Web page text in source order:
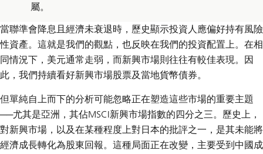
屬。
當聯準會降息且經濟未衰退時，歷史顯示投資人應偏好持有風險
性資產。這就是我們的觀點，也反映在我們的投資配置上。在相
同情況下，美元通常走弱，而新興市場則往往有較佳表現。因
此，我們持續看好新興市場股票及當地貨幣債券。
但單純自上而下的分析可能忽略正在塑造這些市場的重要主題
──尤其是亞洲，其佔MSCI新興市場指數的四分之三。歷史上，
對新興市場，以及在某種程度上對日本的批評之一，是其未能將
經濟成長轉化為股東回報。這種局面正在改變，主要受到中國成